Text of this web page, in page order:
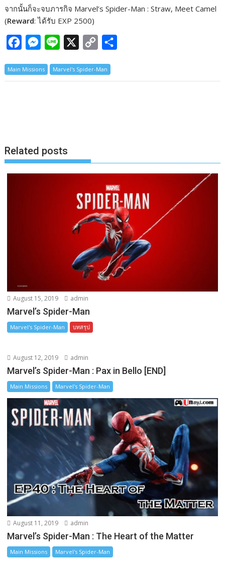
จากนั้นก็จะจบภารกิจ Marvel’s Spider-Man : Straw, Meet Camel
(Reward: ได้รับ EXP 2500)
c
k
M
s
e
r
n
p
Main Missions Marvel's Spider-Man
Related posts
August 15, 2019 admin
Marvel’s Spider-Man
Marvel's Spider-Man บทสรุป
August 12, 2019 admin
Marvel’s Spider-Man : Pax in Bello [END]
Main Missions Marvel's Spider-Man
August 11, 2019 admin
Marvel’s Spider-Man : The Heart of the Matter
Main Missions Marvel's Spider-Man